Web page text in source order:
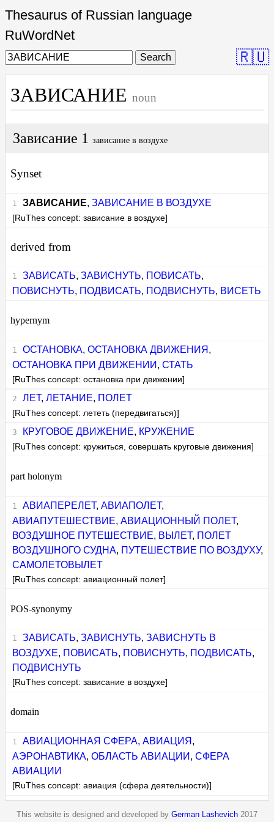
Thesaurus of Russian language
RuWordNet
Search 🇷🇺
ЗАВИСАНИЕ noun
Зависание 1 зависание в воздухе
Synset
ЗАВИСАНИЕ, ЗАВИСАНИЕ В ВОЗДУХЕ
[RuThes concept: зависание в воздухе]
derived from
ЗАВИСАТЬ, ЗАВИСНУТЬ, ПОВИСАТЬ,
ПОВИСНУТЬ, ПОДВИСАТЬ, ПОДВИСНУТЬ, ВИСЕТЬ
hypernym
ОСТАНОВКА, ОСТАНОВКА ДВИЖЕНИЯ ,
ОСТАНОВКА ПРИ ДВИЖЕНИИ ,СТАТЬ
[RuThes concept: остановка при движении]
ЛЕТ, ЛЕТАНИЕ, ПОЛЕТ
[RuThes concept: лететь (передвигаться)]
КРУГОВОЕ ДВИЖЕНИЕ, КРУЖЕНИЕ
[RuThes concept: кружиться, совершать круговые движения]
part holonym
АВИАПЕРЕЛЕТ, АВИАПОЛЕТ,
АВИАПУТЕШЕСТВИЕ,АВИАЦИОННЫЙ ПОЛЕТ,
ВОЗДУШНОЕ ПУТЕШЕСТВИЕ, ВЫЛЕТ, ПОЛЕТ
ВОЗДУШНОГО СУДНА, ПУТЕШЕСТВИЕ ПО ВОЗДУХУ,
САМОЛЕТОВЫЛЕТ
[RuThes concept: авиационный полет]
POS-synonymy
ЗАВИСАТЬ, ЗАВИСНУТЬ, ЗАВИСНУТЬ В
ВОЗДУХЕ, ПОВИСАТЬ, ПОВИСНУТЬ, ПОДВИСАТЬ,
ПОДВИСНУТЬ
[RuThes concept: зависание в воздухе]
domain
АВИАЦИОННАЯ СФЕРА, АВИАЦИЯ ,
АЭРОНАВТИКА,ОБЛАСТЬ АВИАЦИИ ,СФЕРА
АВИАЦИИ
[RuThes concept: авиация (сфера деятельности)]
This website is designed and developed by German Lashevich 2017